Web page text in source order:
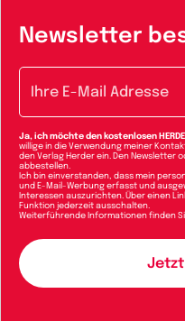
Newsletter
Ja, ich möchte den kostenlosen
willige in die Verwendung meiner
den Verlag Herder ein. Den Newsletter
abbestellen.
Ich bin einverstanden, dass mein
und E-Mail-Werbung erfasst und
Interessen auszurichten. Über einen
Funktion jederzeit ausschalten.
Weiterführende Informationen finden